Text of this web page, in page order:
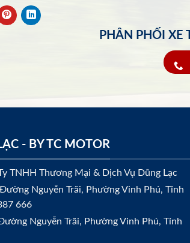
PHÂN PHỐI XE
- BY TC MOTOR
TNHH Thương Mại & Dịch Vụ Dũng Lạc
Nguyễn Trãi, Phường Vinh Phú, Tỉnh
666
Nguyễn Trãi, Phường Vinh Phú, Tỉnh